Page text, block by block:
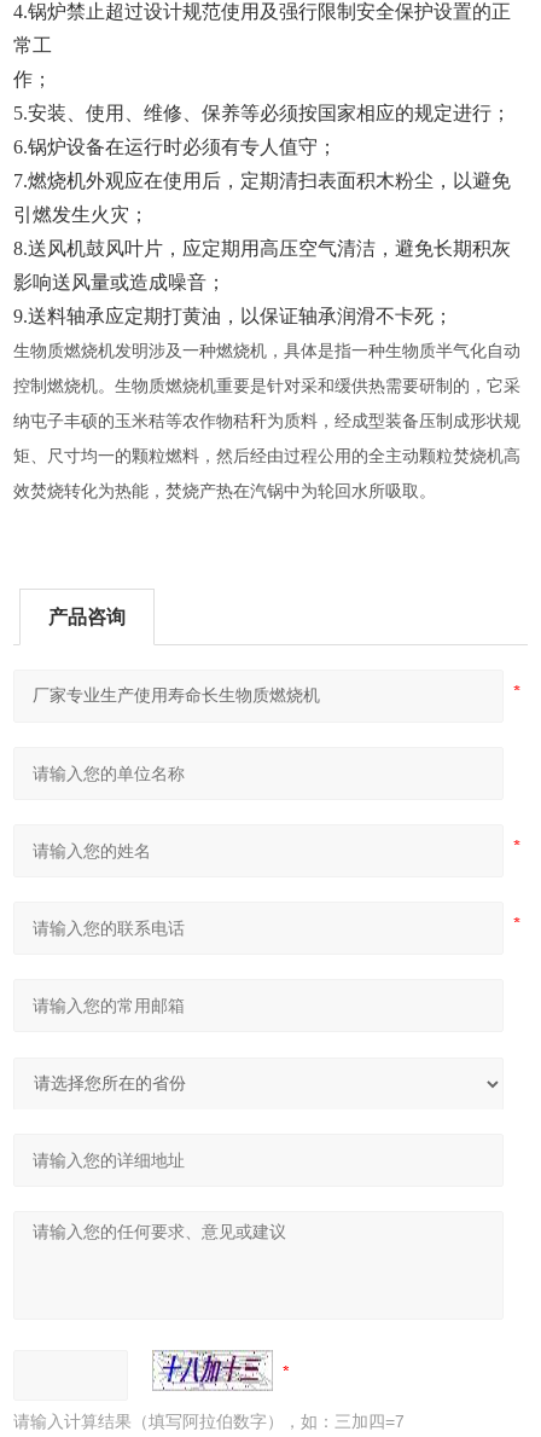
4.锅炉禁止超过设计规范使用及强行限制安全保护设置的正
常工
作；
5.安装、使用、维修、保养等必须按国家相应的规定进行；
6.锅炉设备在运行时必须有专人值守；
7.燃烧机外观应在使用后，定期清扫表面积木粉尘，以避免
引燃发生火灾；
8.送风机鼓风叶片，应定期用高压空气清洁，避免长期积灰
影响送风量或造成噪音；
9.送料轴承应定期打黄油，以保证轴承润滑不卡死；
生物质燃烧机发明涉及一种燃烧机，具体是指一种生物质半气化自动
控制燃烧机。生物质燃烧机重要是针对采和缓供热需要研制的，它采
纳屯子丰硕的玉米秸等农作物秸秆为质料，经成型装备压制成形状规
矩、尺寸均一的颗粒燃料，然后经由过程公用的全主动颗粒焚烧机高
效焚烧转化为热能，焚烧产热在汽锅中为轮回水所吸取。
产品咨询
请输入计算结果（填写阿拉伯数字），如：三加四=7